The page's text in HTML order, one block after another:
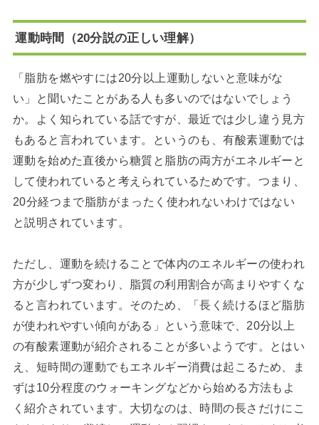
運動時間（20分説の正しい理解）
「脂肪を燃やすには20分以上運動しないと意味がな
い」と聞いたことがある人も多いのではないでしょう
か。よく知られている話ですが、最近では少し違う見方
もあると言われています。というのも、有酸素運動では
運動を始めた直後から糖質と脂肪の両方がエネルギーと
して使われていると考えられているためです。つまり、
20分経つまで脂肪がまったく使われないわけではない
と説明されています。
ただし、運動を続けることで体内のエネルギーの使われ
方が少しずつ変わり、脂質の利用割合が高まりやすくな
ると言われています。そのため、「長く続けるほど脂肪
が使われやすい傾向がある」という意味で、20分以上
の有酸素運動が紹介されることが多いようです。とはい
え、短時間の運動でもエネルギー消費は起こるため、ま
ずは10分程度のウォーキングなどから始める方法もよ
く紹介されています。大切なのは、時間の長さだけにこ